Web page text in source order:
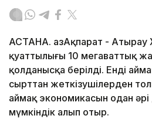
АСТАНА. ҚазАқпарат -
қуаттылығы 10 мегаваттық
қолданысқа берілді. Енді
сырттан жеткізушілерден
аймақ экономикасын одан
мүмкіндік алып отыр.